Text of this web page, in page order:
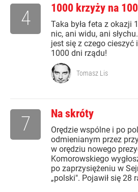
1000 krzyży na
Taka była feta z okazji
nic, ani widu, ani
jest się z czego cieszyć
1000 dni rządu!
4
Tomasz Lis
Na skróty
Orędzie wspólne i po
odmienianym przez
w orędziu nowego
Komorowskiego
po zaprzysiężeniu w
„polski". Pojawił się 28
7